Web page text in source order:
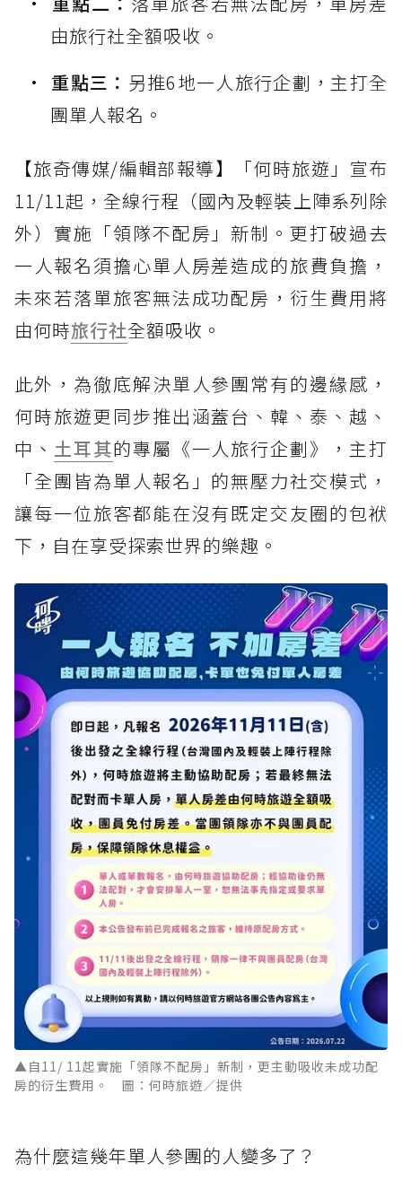
由旅行社全額吸收。
重點三： 另推6地一人旅行企劃，主打全
團單人報名。
【旅奇傳媒/編輯部報導】「何時旅遊」宣布
11/11起，全線行程（國內及輕裝上陣系列除
外）實施「領隊不配房」新制。更打破過去
一人報名須擔心單人房差造成的旅費負擔，
未來若落單旅客無法成功配房，衍生費用將
由何時旅行社全額吸收。
此外，為徹底解決單人參團常有的邊緣感，
何時旅遊更同步推出涵蓋台、韓、泰、越、
中、 土耳其的專屬《一人旅行企劃》，主打
「全團皆為單人報名」的無壓力社交模式，
讓每一位旅客都能在沒有既定交友圈的包袱
下，自在享受探索世界的樂趣。
▲自11/ 11起實施「領隊不配房」新制，更主動吸收未成功配
房的衍生費用。 圖：何時旅遊／提供
為什麼這幾年單人參團的人變多了？